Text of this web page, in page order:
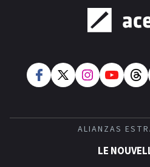
ALIANZAS
LE